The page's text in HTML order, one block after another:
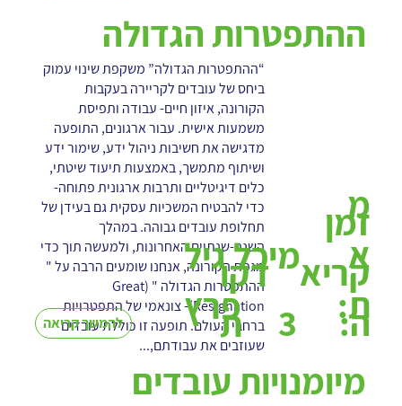
ההתפטרות הגדולה
“ההתפטרות הגדולה” משקפת שינוי עמוק
ביחס של עובדים לקריירה בעקבות
הקורונה, איזון חיים- עבודה ותפיסת
משמעות אישית. עבור ארגונים, התופעה
מדגישה את חשיבות ניהול ידע, שימור ידע
ושיתוף מתמשך, באמצעות תיעוד שיטתי,
כלים דיגיטליים ותרבות ארגונית פתוחה-
כדי להבטיח המשכיות עסקית גם בעידן של
תחלופת עובדים גבוהה. במהלך
השנה-שנתיים האחרונות, ולמעשה תוך כדי
מגפת הקורונה, אנחנו שומעים הרבה על "
ההתפטרות הגדולה " (Great
Resignation)- צונאמי של התפטרויות
ברחבי העולם. תופעה זו כוללת עובדים
שעוזבים את עבודתם,...
מיכל גיל
פרץ
מ
א
ת:
להמשך קריאה
דקו
ת
זמן
קריא
ה:
3
מיומנויות עובדים